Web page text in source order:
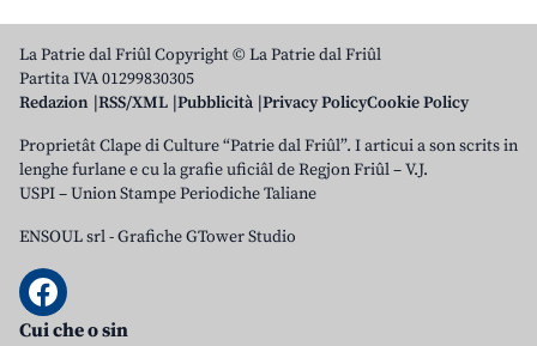
La Patrie dal Friûl Copyright © La Patrie dal Friûl
Partita IVA 01299830305
Redazion RSS/XML Pubblicità Privacy PolicyCookie Policy
Proprietât Clape di Culture “Patrie dal Friûl”. I articui a son scrits in
lenghe furlane e cu la grafie uficiâl de Regjon Friûl – V.J.
USPI – Union Stampe Periodiche Taliane
ENSOUL srl-Grafiche GTower Studio
Cui che o sin